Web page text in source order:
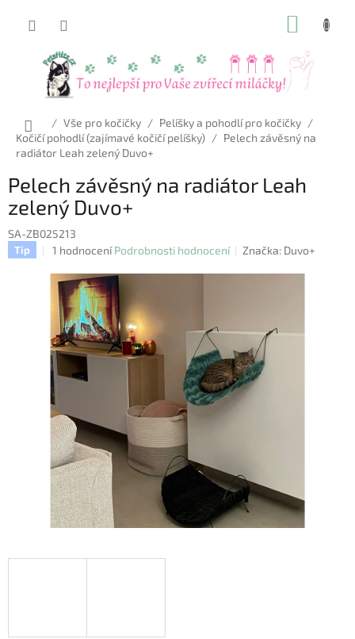
Domů
/ Vše pro kočičky / Pelíšky a pohodlí pro kočičky /
Kočičí pohodlí (zajímavé kočičí pelíšky) / Pelech závěsný na
radiátor Leah zelený Duvo+
Pelech závěsný na radiátor Leah
zelený Duvo+
SA-ZB025213
Tip
Průměrné
produktu
je
5,0
5
hvězdiček.
1 hodnocení Podrobnosti hodnocení Značka: Duvo+